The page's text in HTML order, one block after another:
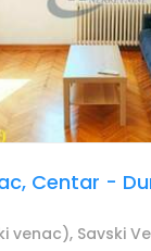
Centar -
venac), Savski